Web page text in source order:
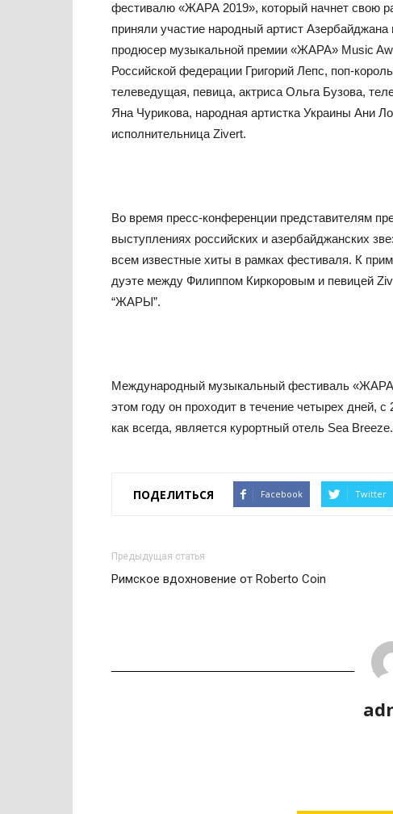
фестивалю «ЖАРА 2019», который начнет свою
приняли участие народный артист
продюсер музыкальной премии «ЖАРА» Music
Российской федерации Григорий Лепс, поп-
телеведущая, певица, актриса Ольга Бузова,
Яна Чурикова, народная артистка Украины Ани
исполнительница Zivert.
Во время пресс-конференции представителям
выступлениях российских и азербайджанских
всем известные хиты в рамках фестиваля. К
дуэте между Филиппом Киркоровым и певицей
“ЖАРЫ”.
Международный музыкальный фестиваль
этом году он проходит в течение четырех дней,
как всегда, является курортный отель Sea Breeze.
ПОДЕЛИТЬСЯ Facebook Twitter
Предыдущая статья
Римское вдохновение от Roberto Coin